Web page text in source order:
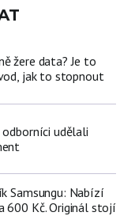
žere data? Je to
jak to stopnout
udělali
Samsungu: Nabízí
600 Kč. Originál stojí